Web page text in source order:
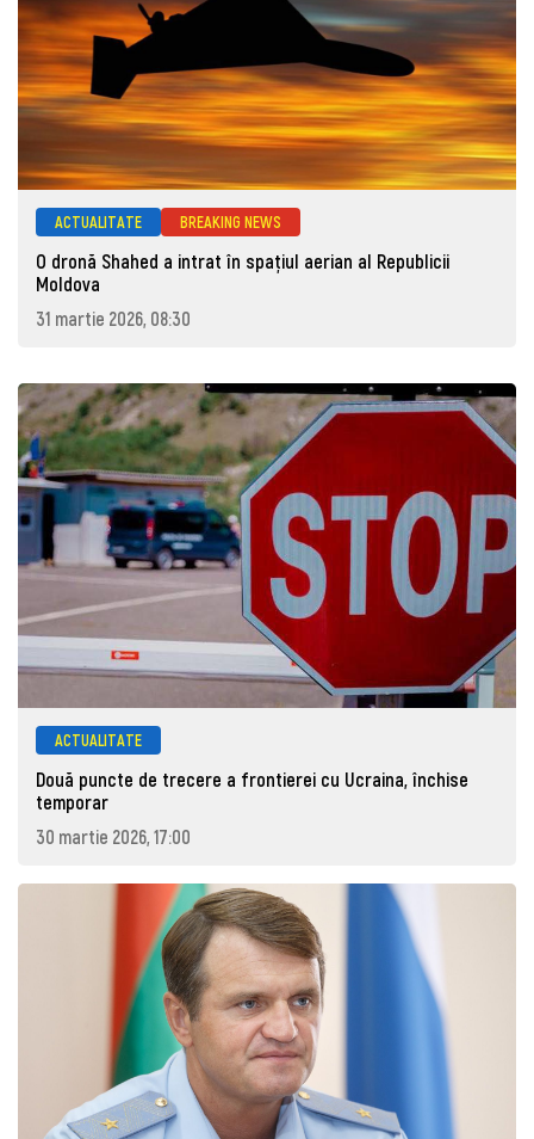
ACTUALITATE BREAKING NEWS
O dronă Shahed a intrat în spațiul aerian al Republicii
Moldova
31 martie 2026, 08:30
ACTUALITATE
Două puncte de trecere a frontierei cu Ucraina, închise
temporar
30 martie 2026, 17:00